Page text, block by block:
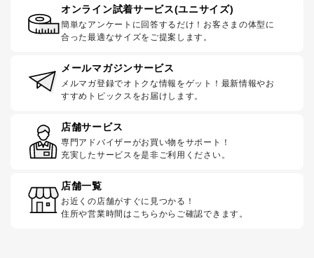
オンライン試着サービス(ユニサイズ)
簡単なアンケートに回答するだけ！お客さまの体型に
合った最適なサイズをご提案します。
メールマガジンサービス
メルマガ登録でオトクな情報をゲット！最新情報やお
すすめトピックスをお届けします。
店舗サービス
専門アドバイザーがお買い物をサポート！
充実したサービスを是非ご利用ください。
店舗一覧
お近くの店舗がすぐに見つかる！
住所や営業時間はこちらからご確認できます。